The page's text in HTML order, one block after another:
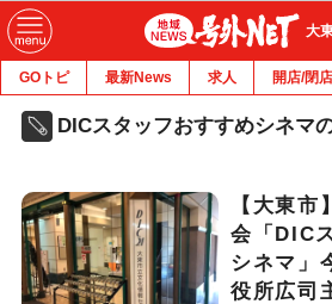
大
GOトピ 最新News 求人 開店/閉店
DICスタッフおすすめシネマ
【大東市
会「DIC
シネマ」
役所広司